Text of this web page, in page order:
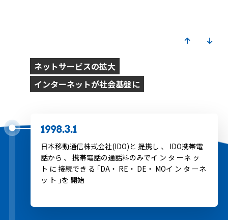
ネットサービスの拡大​
インターネットが社会基盤に
1998.3.1
日本移動通信株式会社(IDO)と 提携し 、 IDO携帯電
話から 、 携帯電話の通話料のみでイ ン タ ーネ ッ
ト に 接続でき る ｢DA・ RE・ DE・ MOイ ン タ ーネ
ッ ト ｣を 開始